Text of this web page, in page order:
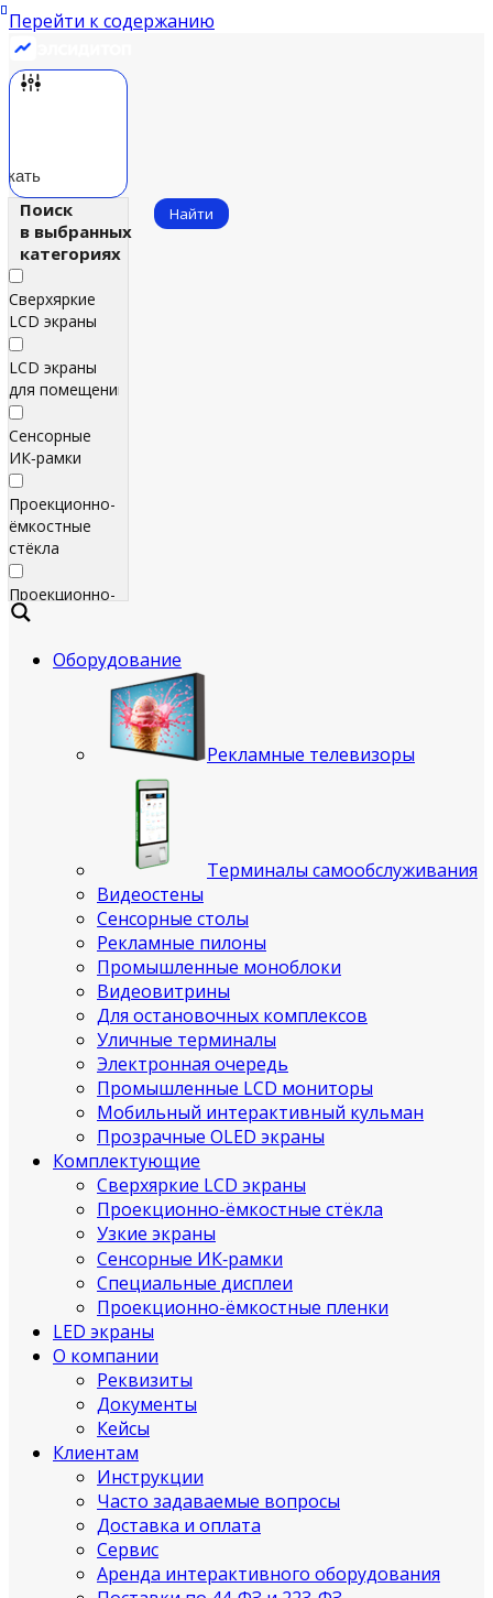
Перейти к содержанию
Поиск
в выбранных
категориях
Сверхяркие
LCD экраны
LCD экраны
для помещений
Сенсорные
ИК‑рамки
Проекционно-
ёмкостные
стёкла
Проекционно-
ёмкостные
Всепогодные
телевизоры
(уличные)
Найти
Оборудование
Рекламные телевизоры
Терминалы самообслуживания
Видеостены
Сенсорные столы
Рекламные пилоны
Промышленные моноблоки
Видеовитрины
Для остановочных комплексов
Уличные терминалы
Электронная очередь
Промышленные LCD мониторы
Мобильный интерактивный кульман
Прозрачные OLED экраны
Комплектующие
Сверхяркие LCD экраны
Проекционно-ёмкостные стёкла
Узкие экраны
Сенсорные ИК‑рамки
Специальные дисплеи
Проекционно-ёмкостные пленки
LED экраны
О компании
Реквизиты
Документы
Кейсы
Клиентам
Инструкции
Часто задаваемые вопросы
Доставка и оплата
Сервис
Аренда интерактивного оборудования